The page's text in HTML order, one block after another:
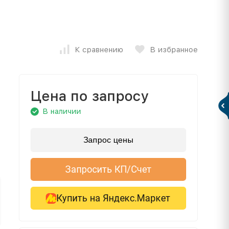
К сравнению В избранное
Цена по запросу
В наличии
Запрос цены
Запросить КП/Счет
Купить на Яндекс.Маркет